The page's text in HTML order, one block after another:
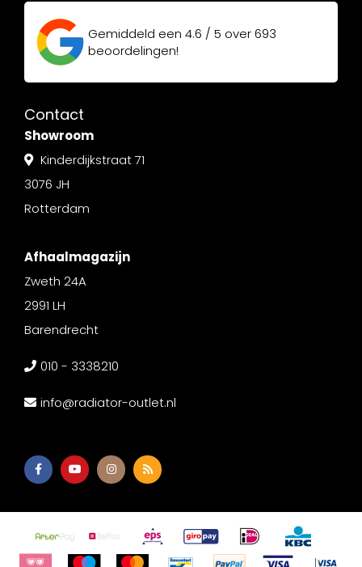
Gemiddeld een 4.6 / 5 over693
beoordelingen!
Contact
Showroom
Kinderdijkstraat 71
3076 JH
Rotterdam
Afhaalmagazijn
Zweth 24A
2991 LH
Barendrecht
010 - 3338210
info@radiator-outlet.nl